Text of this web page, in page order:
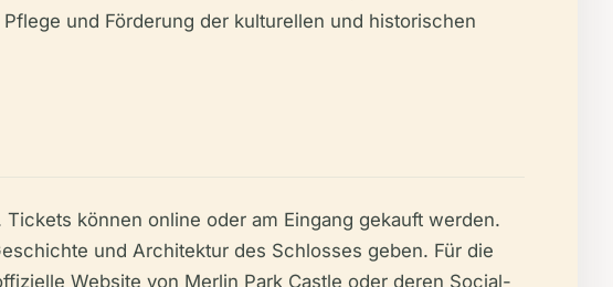
und Förderung der kulturellen und historischen
können online oder am Eingang gekauft werden.
und Architektur des Schlosses geben. Für die
Website von Merlin Park Castle oder deren Social-